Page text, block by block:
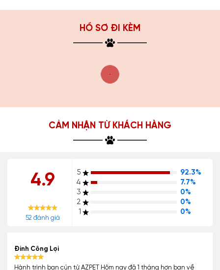
HỒ SƠ ĐI KÈM
CẢM NHẬN TỪ KHÁCH HÀNG
4.9
52 đánh giá
5
92.3%
4
7.7%
3
0%
2
0%
1
0%
Đinh Công Lợi
Hành trình bạn cún từ AZPET Hôm nay đã 1 tháng hơn bạn về